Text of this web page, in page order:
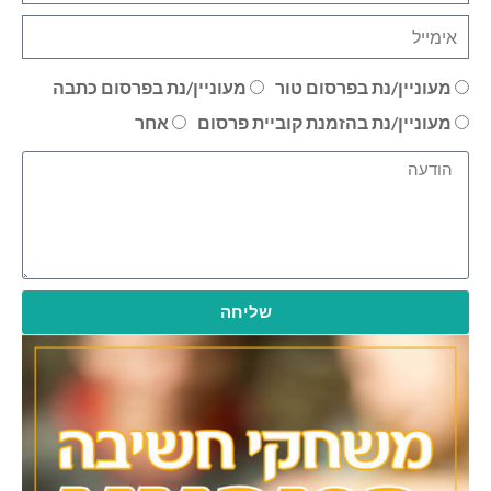
מעוניין/נת בפרסום טור
מעוניין/נת בפרסום כתבה
מעוניין/נת בהזמנת קוביית פרסום
אחר
שליחה